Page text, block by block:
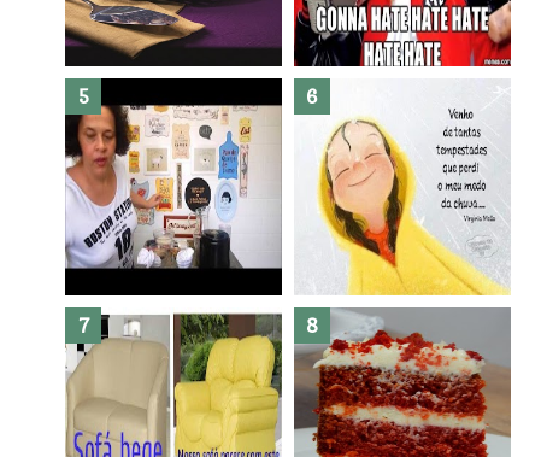
Banheiro novo por menos de
R$300,00 ?? E sem quebra
quebra ??( Editado)
Posso congelar bolo ??
Dez bolos pra fazer antes de
morrer !
Haters, como surgiram?